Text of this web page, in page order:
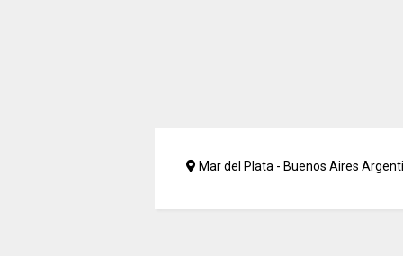
Mar del Plata - Buenos Aires